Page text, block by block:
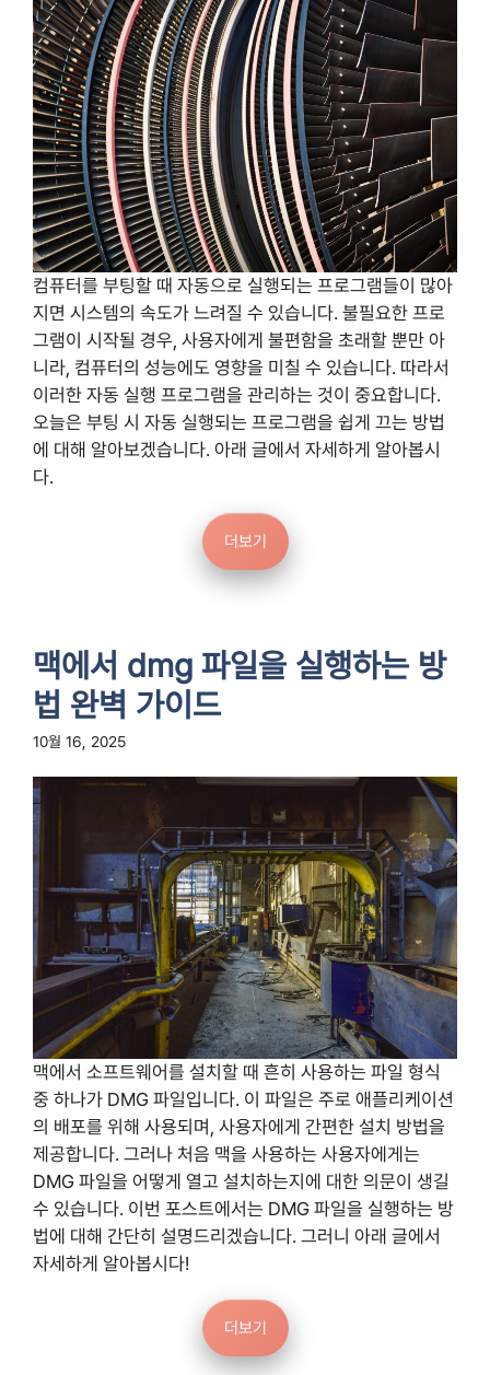
컴퓨터를 부팅할 때 자동으로 실행되는 프로그램들이 많아
지면 시스템의 속도가 느려질 수 있습니다. 불필요한 프로
그램이 시작될 경우, 사용자에게 불편함을 초래할 뿐만 아
니라, 컴퓨터의 성능에도 영향을 미칠 수 있습니다. 따라서
이러한 자동 실행 프로그램을 관리하는 것이 중요합니다.
오늘은 부팅 시 자동 실행되는 프로그램을 쉽게 끄는 방법
에 대해 알아보겠습니다. 아래 글에서 자세하게 알아봅시
다.
더보기
맥에서 dmg 파일을 실행하는 방
법 완벽 가이드
10월 16, 2025
맥에서 소프트웨어를 설치할 때 흔히 사용하는 파일 형식
중 하나가 DMG 파일입니다. 이 파일은 주로 애플리케이션
의 배포를 위해 사용되며, 사용자에게 간편한 설치 방법을
제공합니다. 그러나 처음 맥을 사용하는 사용자에게는
DMG 파일을 어떻게 열고 설치하는지에 대한 의문이 생길
수 있습니다. 이번 포스트에서는 DMG 파일을 실행하는 방
법에 대해 간단히 설명드리겠습니다. 그러니 아래 글에서
자세하게 알아봅시다!
더보기